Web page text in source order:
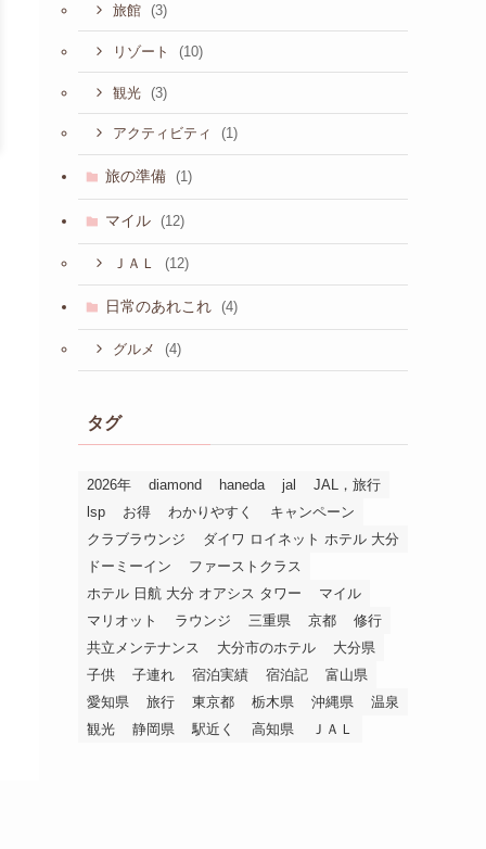
旅館 (3)
リゾート (10)
観光 (3)
アクティビティ (1)
旅の準備 (1)
マイル (12)
ＪＡＬ (12)
日常のあれこれ (4)
グルメ (4)
タグ
2026年 diamond haneda jal
JAL，旅行
lsp
お得 わかりやすく
キャンペーン
クラブラウンジ
ダイワ ロイネット ホテル 大分
ドーミーイン
ファーストクラス
ホテル 日航 大分 オアシス タワー
マイル
マリオット
ラウンジ 三重県 京都
修行
共立メンテナンス
大分市のホテル
大分県
子供
子連れ 宿泊実績 宿泊記
富山県
愛知県
旅行 東京都 栃木県 沖縄県
温泉
観光
静岡県 駅近く 高知県 ＪＡＬ